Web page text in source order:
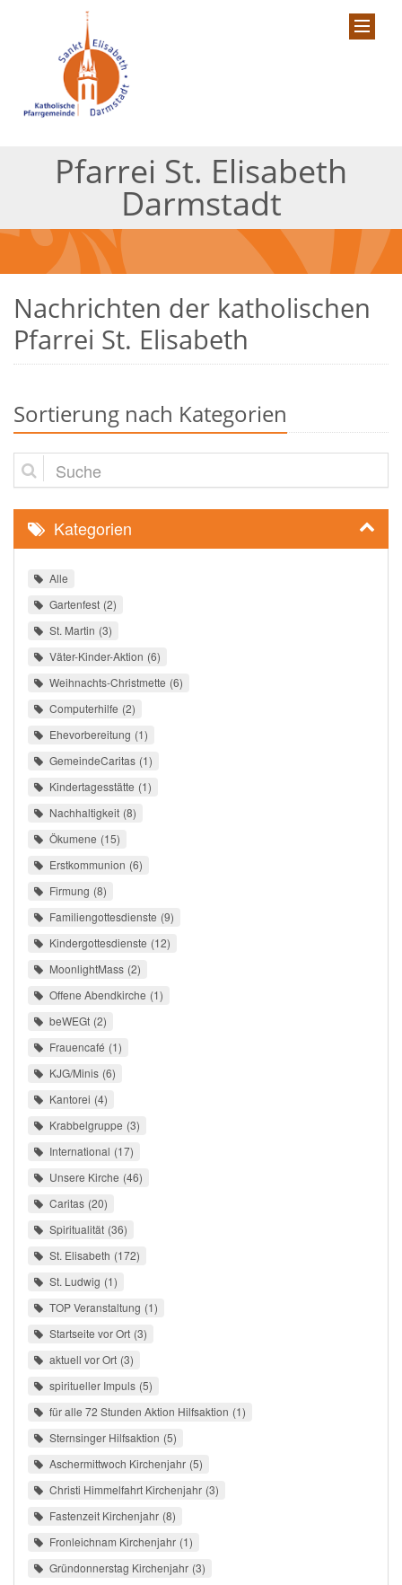
Pfarrei St. Elisabeth
Darmstadt
Nachrichten der katholischen
Pfarrei St. Elisabeth
Sortierung nach Kategorien
Suche
Kategorien
Alle
Gartenfest 2
St. Martin 3
Väter-Kinder-Aktion 6
Weihnachts-Christmette 6
Computerhilfe 2
Ehevorbereitung 1
GemeindeCaritas 1
Kindertagesstätte 1
Nachhaltigkeit 8
Ökumene 15
Erstkommunion 6
Firmung 8
Familiengottesdienste 9
Kindergottesdienste 12
MoonlightMass 2
Offene Abendkirche 1
beWEGt 2
Frauencafé 1
KJG/Minis 6
Kantorei 4
Krabbelgruppe 3
International 17
Unsere Kirche 46
Caritas 20
Spiritualität 36
St. Elisabeth 172
St. Ludwig 1
TOP Veranstaltung 1
Startseite vor Ort 3
aktuell vor Ort 3
spiritueller Impuls 5
für alle 72 Stunden Aktion Hilfsaktion 1
Sternsinger Hilfsaktion 5
Aschermittwoch Kirchenjahr 5
Christi Himmelfahrt Kirchenjahr 3
Fastenzeit Kirchenjahr 8
Fronleichnam Kirchenjahr 1
Gründonnerstag Kirchenjahr 3